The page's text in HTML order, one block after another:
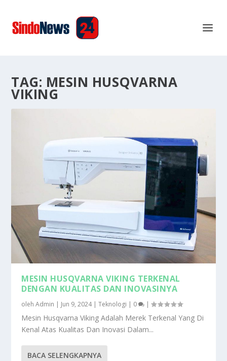
TAG: MESIN HUSQVARNA
VIKING
MESIN HUSQVARNA VIKING TERKENAL
DENGAN KUALITAS DAN INOVASINYA
olehAdmin | Jun 9, 2024|Teknologi | 0 |
Mesin Husqvarna Viking Adalah Merek Terkenal Yang Di
Kenal Atas Kualitas Dan Inovasi Dalam...
BACA SELENGKAPNYA